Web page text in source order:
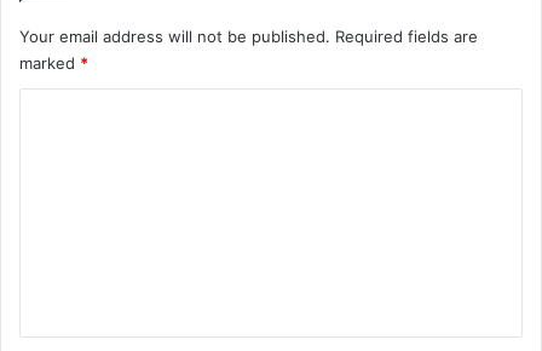
Your email address will not be published. Required fields are
marked *